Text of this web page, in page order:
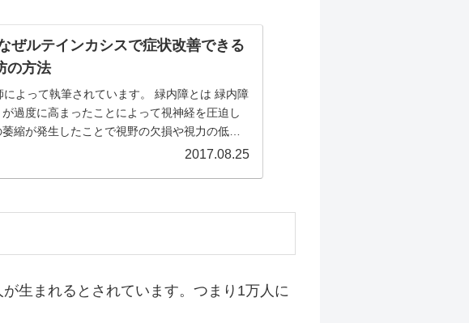
ぜルテインカシスで症状改善できる
の方法
よって執筆されています。 緑内障とは 緑内障
過度に高まったことによって視神経を圧迫し
縮が発生したことで視野の欠損や視力の低下
2017.08.25
生まれるとされています。つまり1万人に